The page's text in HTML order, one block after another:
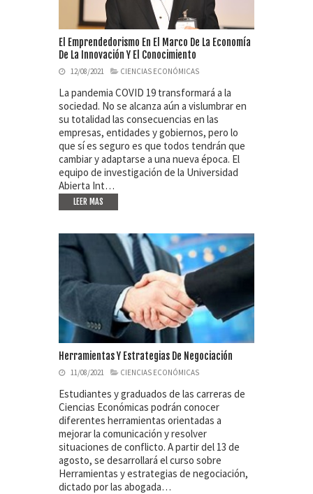
El Emprendedorismo En El Marco De La Economía
De La Innovación Y El Conocimiento
12/08/2021 CIENCIAS ECONÓMICAS
La pandemia COVID 19 transformará a la
sociedad. No se alcanza aún a vislumbrar en
su totalidad las consecuencias en las
empresas, entidades y gobiernos, pero lo
que sí es seguro es que todos tendrán que
cambiar y adaptarse a una nueva época. El
equipo de investigación de la Universidad
Abierta Int…
LEER MAS
Herramientas Y Estrategias De Negociación
11/08/2021 CIENCIAS ECONÓMICAS
Estudiantes y graduados de las carreras de
Ciencias Económicas podrán conocer
diferentes herramientas orientadas a
mejorar la comunicación y resolver
situaciones de conflicto. A partir del 13 de
agosto, se desarrollará el curso sobre
Herramientas y estrategias de negociación,
dictado por las abogada…